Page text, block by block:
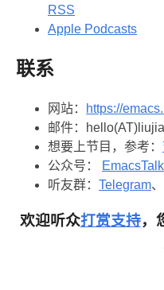
RSS
Apple Podcasts
联系
网站：
https://
邮件：
想要上节目，参考：
公众号：
EmacsTalk
听友群： Telegram、
欢迎听众打赏支持，